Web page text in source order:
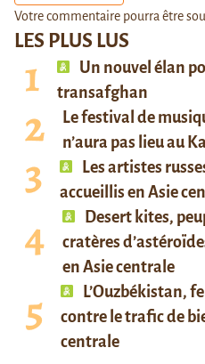
LES PLUS LUS
Un nouvel élan
transafghan
Le festival de
n’aura pas lieu au
Les artistes
accueillis en Asie
Desert kites,
cratères
en Asie centrale
L’Ouzbékistan,
contre le trafic de
centrale
Votre commentaire pourra être